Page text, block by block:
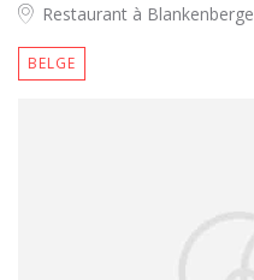
Restaurant à Blankenberge
BELGE